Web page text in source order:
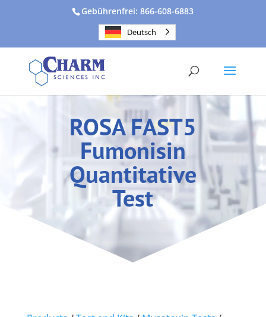
Gebührenfrei: 866-608-6883
Deutsch
ROSA FAST5
Fumonisin
Quantitative
Test